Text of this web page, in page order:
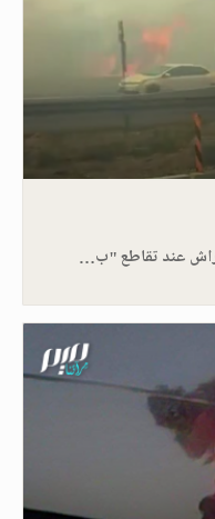
عند تقاطع "ب…